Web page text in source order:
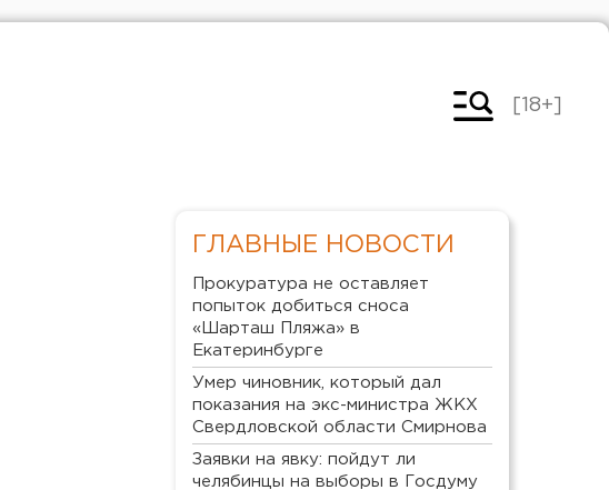
[18+]
ГЛАВНЫЕ НОВОСТИ
Прокуратура не оставляет
попыток добиться сноса
«Шарташ Пляжа» в
Екатеринбурге
Умер чиновник, который дал
показания на экс-министра ЖКХ
Свердловской области Смирнова
Заявки на явку: пойдут ли
челябинцы на выборы в Госдуму